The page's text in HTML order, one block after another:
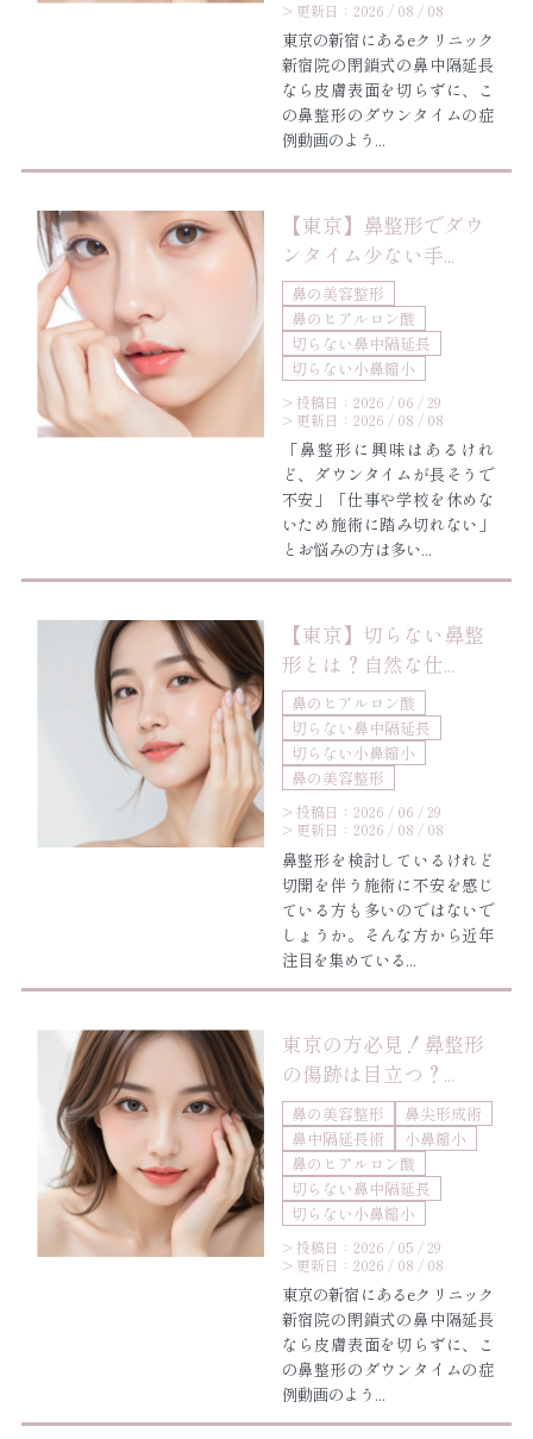
> 更新日：2026 / 08 / 08
東京の新宿にあるeクリニック
新宿院の閉鎖式の鼻中隔延長
なら皮膚表面を切らずに、こ
の鼻整形のダウンタイムの症
例動画のよう...
【東京】鼻整形でダウ
ンタイム少ない手...
鼻の美容整形
鼻のヒアルロン酸
切らない鼻中隔延長
切らない小鼻縮小
> 投稿日：2026 / 06 / 29
> 更新日：2026 / 08 / 08
「鼻整形に興味はあるけれ
ど、ダウンタイムが長そうで
不安」「仕事や学校を休めな
いため施術に踏み切れない」
とお悩みの方は多い...
【東京】切らない鼻整
形とは？自然な仕...
鼻のヒアルロン酸
切らない鼻中隔延長
切らない小鼻縮小
鼻の美容整形
> 投稿日：2026 / 06 / 29
> 更新日：2026 / 08 / 08
鼻整形を検討しているけれど
切開を伴う施術に不安を感じ
ている方も多いのではないで
しょうか。そんな方から近年
注目を集めている...
東京の方必見！鼻整形
の傷跡は目立つ？...
鼻の美容整形
鼻尖形成術
鼻中隔延長術
小鼻縮小
鼻のヒアルロン酸
切らない鼻中隔延長
切らない小鼻縮小
> 投稿日：2026 / 05 / 29
> 更新日：2026 / 08 / 08
東京の新宿にあるeクリニック
新宿院の閉鎖式の鼻中隔延長
なら皮膚表面を切らずに、こ
の鼻整形のダウンタイムの症
例動画のよう...